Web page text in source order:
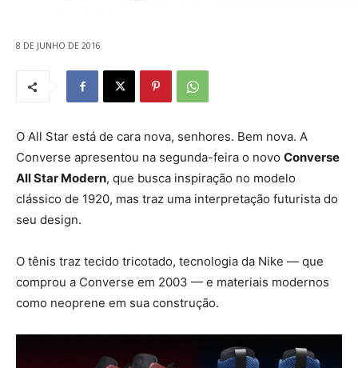
8 DE JUNHO DE 2016
O All Star está de cara nova, senhores. Bem nova. A
Converse apresentou na segunda-feira o novo Converse
All Star Modern, que busca inspiração no modelo
clássico de 1920, mas traz uma interpretação futurista do
seu design.
O tênis traz tecido tricotado, tecnologia da Nike — que
comprou a Converse em 2003 — e materiais modernos
como neoprene em sua construção.